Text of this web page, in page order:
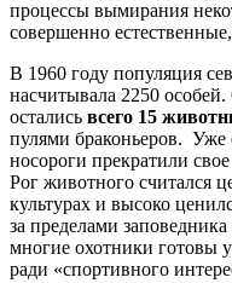
процессы вымирания
совершенно
В 1960 году популяция
насчитывала 2250
остались всего 15
пулями браконьеров. Уже
носороги прекратили
Рог животного считался
культурах и высоко
за пределами
многие охотники готовы
ради «спортивного